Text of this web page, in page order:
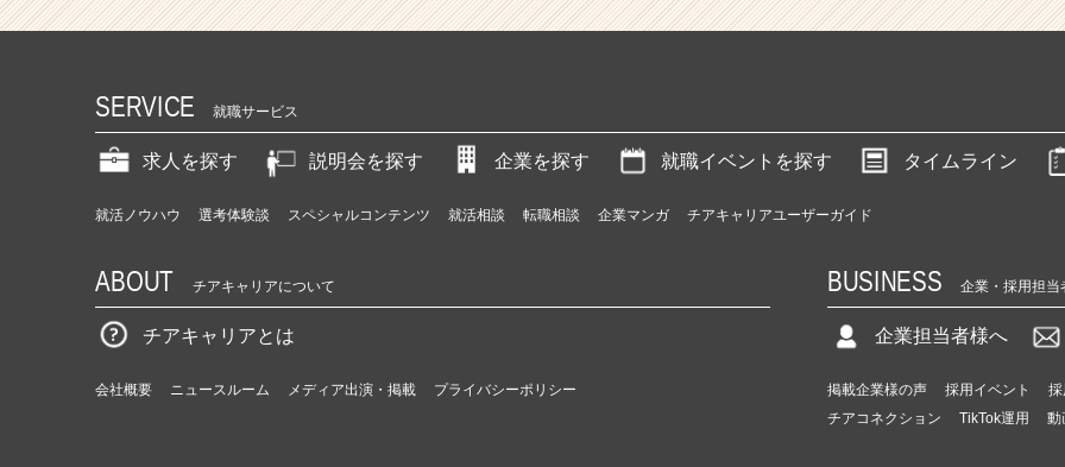
SERVICE 就職サービス
求人を探す 説明会を探す 企業を探す 就職イベントを探す タイムライン
就活ノウハウ 選考体験談 スペシャルコンテンツ 就活相談 転職相談 企業マンガ チアキャリアユーザーガイド
ABOUT チアキャリアについて
チアキャリアとは
会社概要 ニュースルーム メディア出演・掲載 プライバシーポリシー
BUSINESS 企業・採用担当
企業担当者様へ
掲載企業様の声 採用イベント
チアコネクション
TikTok運用 動